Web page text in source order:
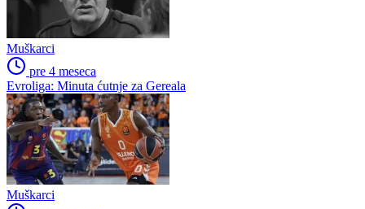
Muškarci
pre 4 meseca
Evroliga: Minuta ćutnje za Gereala
Muškarci